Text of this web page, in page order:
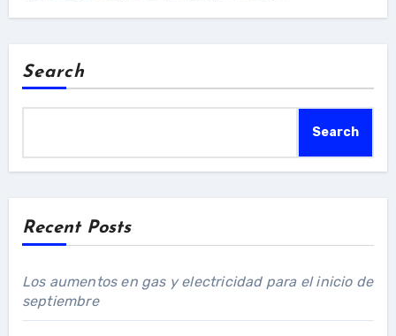
Search
Search
Recent Posts
Los aumentos en gas y electricidad para el inicio de
septiembre